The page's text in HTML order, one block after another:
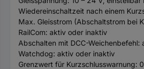
Wiedereinschaltzeit nach einem
Max. Gleisstrom (Abschaltstrom bei
RailCom: aktiv oder inaktiv
Abschalten mit DCC-
Watchdog: aktiv oder inaktiv
Grenzwert für Kurzschlusswarnung: